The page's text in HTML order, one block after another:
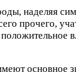
наделяя
прочего,
основное